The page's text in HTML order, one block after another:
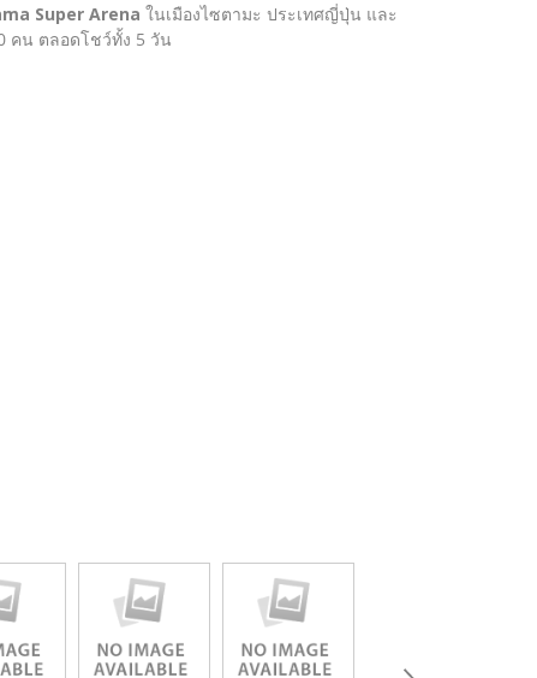
Super Arena ในเมืองไซตามะ ประเทศญี่ปุ่น และ
คน ตลอดโชว์ทั้ง 5 วัน